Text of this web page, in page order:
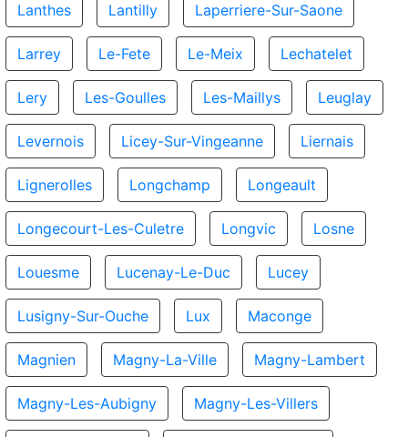
Lanthes Lantilly Laperriere-Sur-Saone
Larrey Le-Fete Le-Meix Lechatelet
Lery Les-Goulles Les-Maillys Leuglay
Levernois Licey-Sur-Vingeanne Liernais
Lignerolles Longchamp Longeault
Longecourt-Les-Culetre Longvic Losne
Louesme Lucenay-Le-Duc Lucey
Lusigny-Sur-Ouche Lux Maconge
Magnien Magny-La-Ville Magny-Lambert
Magny-Les-Aubigny Magny-Les-Villers